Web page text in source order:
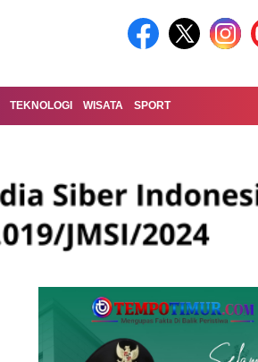
TEKNOLOGI WISATA SPORT